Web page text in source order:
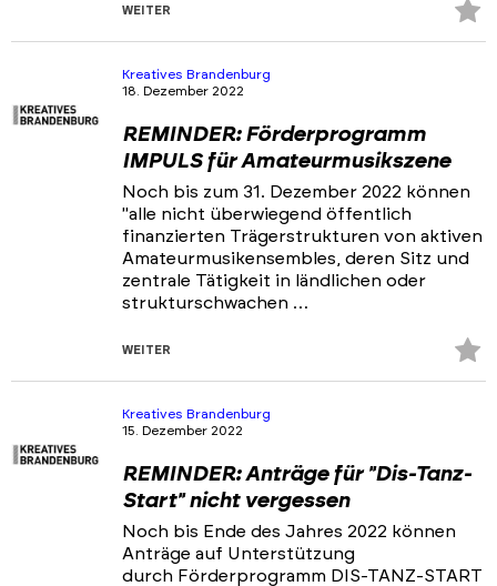
WEITER
Kreatives Brandenburg
18. Dezember 2022
REMINDER: Förderprogramm
IMPULS für Amateurmusikszene
Noch bis zum 31. Dezember 2022 können
"alle nicht überwiegend öffentlich
finanzierten Trägerstrukturen von aktiven
Amateurmusikensembles, deren Sitz und
zentrale Tätigkeit in ländlichen oder
strukturschwachen …
WEITER
Kreatives Brandenburg
15. Dezember 2022
REMINDER: Anträge für "Dis-Tanz-
Start" nicht vergessen
Noch bis Ende des Jahres 2022 können
Anträge auf Unterstützung
durch Förderprogramm DIS-TANZ-START